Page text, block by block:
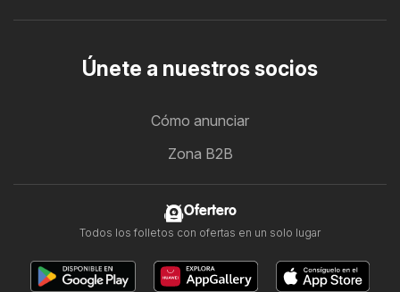
Únete a nuestros socios
Cómo anunciar
Zona B2B
Ofertero
Todos los folletos con ofertas en un solo lugar